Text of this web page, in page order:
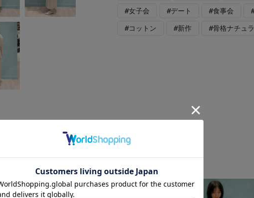
#女子会 #デート #食事会
#コットン #新作 #骨格ナチュ